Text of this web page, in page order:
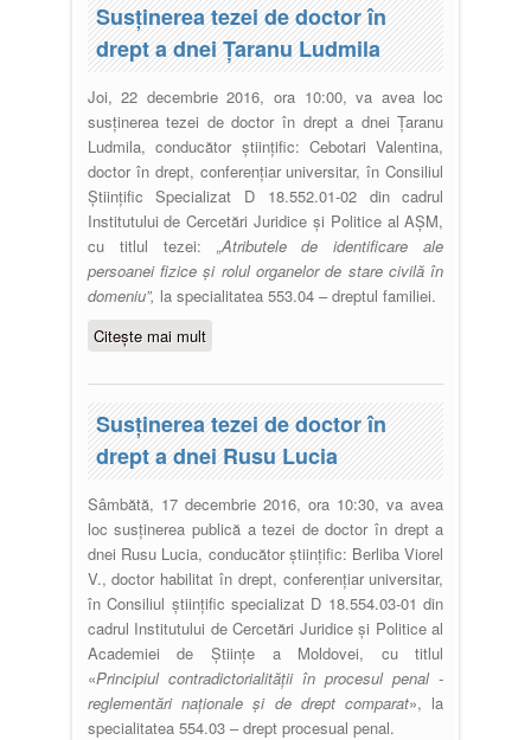
Susţinerea tezei de doctor în
drept a dnei Țaranu Ludmila
Joi, 22 decembrie 2016, ora 10:00, va avea loc
susținerea tezei de doctor în drept a dnei Țaranu
Ludmila, conducător științific: Cebotari Valentina,
doctor în drept, conferențiar universitar, în Consiliul
Ştiinţific Specializat D 18.552.01-02 din cadrul
Institutului de Cercetări Juridice şi Politice al AȘM,
cu titlul tezei: „Atributele de identificare ale
persoanei fizice şi rolul organelor de stare civilă în
domeniu”, la specialitatea 553.04 – dreptul familiei.
Citește mai multdespre Susţinerea tezei de doctor
Susţinerea tezei de doctor în
drept a dnei Rusu Lucia
Sâmbătă, 17 decembrie 2016, ora 10:30, va avea
loc susținerea publică a tezei de doctor în drept a
dnei Rusu Lucia, conducător științific: Berliba Viorel
V., doctor habilitat în drept, conferențiar universitar,
în Consiliul științific specializat D 18.554.03-01 din
cadrul Institutului de Cercetări Juridice și Politice al
Academiei de Științe a Moldovei, cu titlul
«Principiul contradictorialității în procesul penal -
reglementări naționale și de drept comparat», la
specialitatea 554.03 – drept procesual penal.